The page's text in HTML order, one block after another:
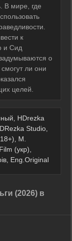
В мире, где
к
и Сид
о
ли они
целей.
HDrezka
Studio,
М.
(укр),
Eng.Original
(2026) в